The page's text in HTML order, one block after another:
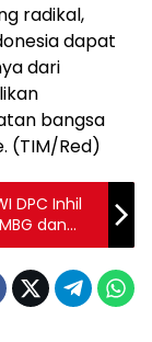
radikal,
dapat
dari
bangsa
(TIM/Red)
DPC Inhil
dan